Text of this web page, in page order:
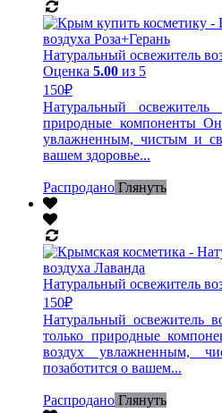
Натуральный освежитель
Оценка 5.00 из 5
150₽
Натуральный освежитель
природные компоненты Он
увлажненным, чистым и
вашем здоровье...
Распродано Глянуть
Натуральный освежитель
150₽
Натуральный освежитель
только природные
воздух увлажненным,
позаботится о вашем...
Распродано Глянуть